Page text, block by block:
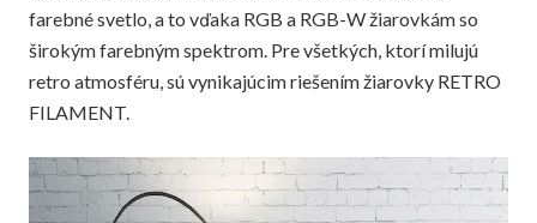
farebné svetlo, a to vďaka RGB a RGB-W žiarovkám so
širokým farebným spektrom. Pre všetkých, ktorí milujú
retro atmosféru, sú vynikajúcim riešením žiarovky RETRO
FILAMENT.